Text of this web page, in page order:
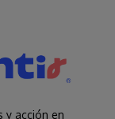
y acción en